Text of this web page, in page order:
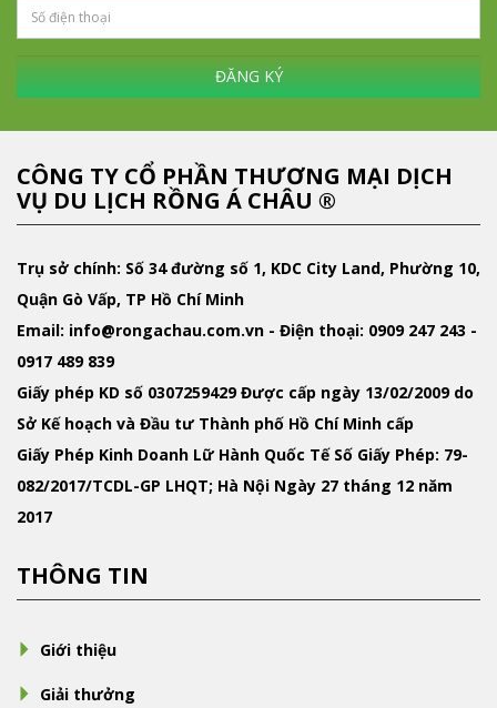
ĐĂNG KÝ
CÔNG TY CỔ PHẦN THƯƠNG MẠI DỊCH
VỤ DU LỊCH RỒNG Á CHÂU ®
Trụ sở chính: Số 34 đường số 1, KDC City Land, Phường 10,
Quận Gò Vấp, TP Hồ Chí Minh
Email: info@rongachau.com.vn - Điện thoại: 0909 247 243 -
0917 489 839
Giấy phép KD số 0307259429 Được cấp ngày 13/02/2009 do
Sở Kế hoạch và Đầu tư Thành phố Hồ Chí Minh cấp
Giấy Phép Kinh Doanh Lữ Hành Quốc TếSố Giấy Phép: 79-
082/2017/TCDL-GP LHQT; Hà Nội Ngày 27 tháng 12 năm
2017
THÔNG TIN
Giới thiệu
Giải thưởng